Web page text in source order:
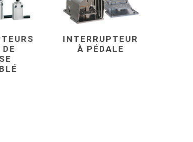
INTERRUPTEUR
À PÉDALE